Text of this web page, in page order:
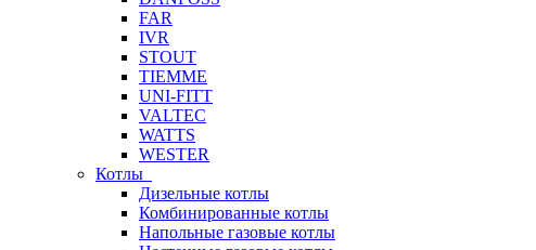
FAR
IVR
STOUT
TIEMME
UNI-FITT
VALTEC
WATTS
WESTER
Котлы
Дизельные котлы
Комбинированные котлы
Напольные газовые котлы